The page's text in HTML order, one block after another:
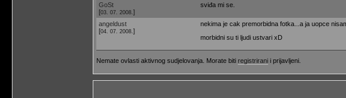
GoSt
[03. 07. 2008. ]
sviđa mi se.
angeldust
[04. 07. 2008. ]
nekima je cak premorbidna fotka...a ja uopce
morbidni su ti ljudi ustvari xD
Nemate ovlasti aktivnog sudjelovanja. Morate biti registrirani i prijavljeni.